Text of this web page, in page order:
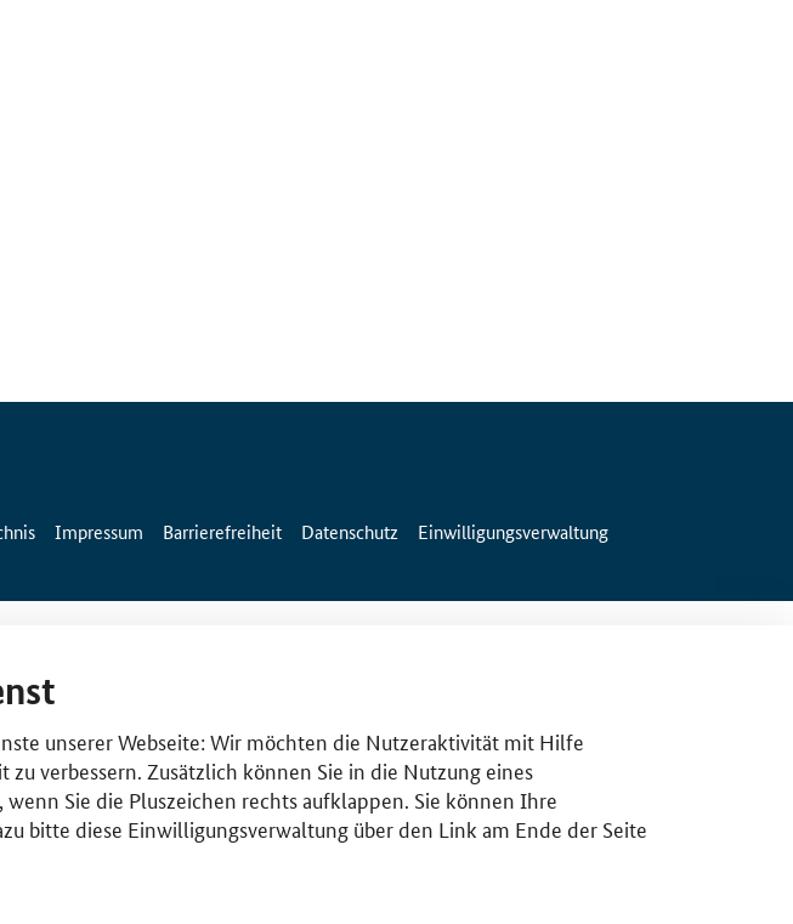
Impressum Barrierefreiheit Datenschutz Einwilligungsverwaltung
unserer Webseite: Wir möchten die Nutzeraktivität mit Hilfe
verbessern. Zusätzlich können Sie in die Nutzung eines
Sie die Pluszeichen rechts aufklappen. Sie können Ihre
bitte diese Einwilligungsverwaltung über den Link am Ende der Seite